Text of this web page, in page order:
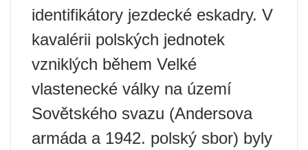
identifikátory jezdecké eskadry. V
kavalérii polských jednotek
vzniklých během Velké
vlastenecké války na území
Sovětského svazu (Andersova
armáda a 1942. polský sbor) byly